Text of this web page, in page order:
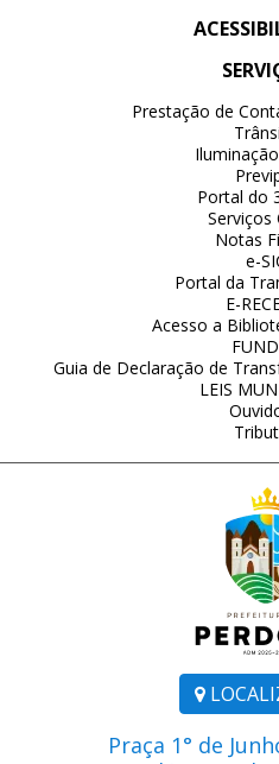
Praça 1° de
Prestação de
Portal do
Serviços
Notas
e-
Portal da
E-
Acesso a
Guia de Declaração de
LEIS